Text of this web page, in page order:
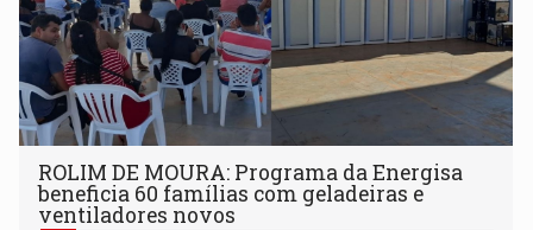
ROLIM DE MOURA: Programa da Energisa
beneficia 60 famílias com geladeiras e
ventiladores novos